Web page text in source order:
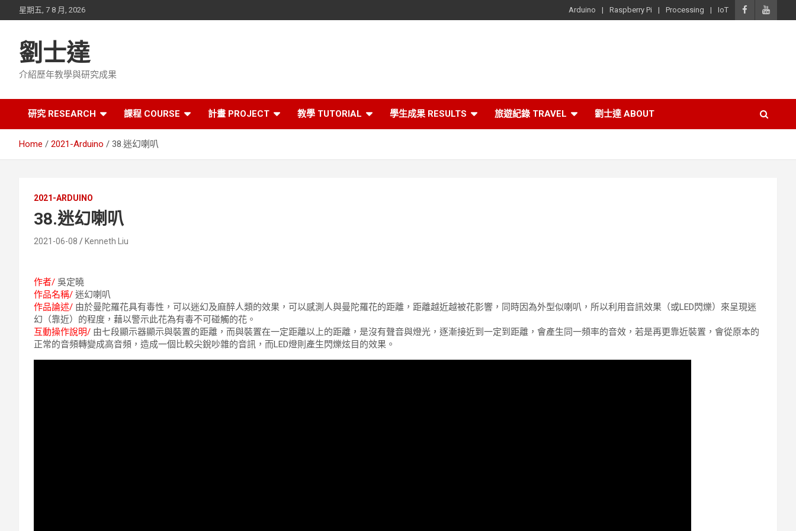
to
星期五, 7 8 月, 2026 Arduino Raspberry Pi Processing IoT
劉士達
介紹歷年教學與研究成果
研究 RESEARCH 課程 COURSE 計畫 PROJECT 教學 TUTORIAL 學生成果 RESULTS 旅遊紀錄 TRAVEL 劉士達 ABOUT
Home 2021-Arduino 38.迷幻喇叭
2021-ARDUINO
38.迷幻喇叭
2021-06-08 Kenneth Liu
作者/ 吳定曉
作品名稱/ 迷幻喇叭
作品論述/ 由於曼陀羅花具有毒性，可以迷幻及麻醉人類的效果，可以感測人與曼陀羅花的距離，距離越近越被花影響，同時因為外型似喇叭，所以利用音訊效果（或LED閃爍）來呈現迷
幻（靠近）的程度，藉以警示此花為有毒不可碰觸的花。
互動操作說明/ 由七段顯示器顯示與裝置的距離，而與裝置在一定距離以上的距離，是沒有聲音與燈光，逐漸接近到一定到距離，會產生同一頻率的音效，若是再更靠近裝置，會從原本的
正常的音頻轉變成高音頻，造成一個比較尖銳吵雜的音訊，而LED燈則產生閃爍炫目的效果。